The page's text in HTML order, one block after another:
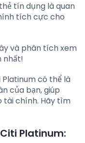
tín dụng là quan
tích cực cho
và phân tích xem
nhất!
Platinum có thể là
của bạn, giúp
tài chính. Hãy tìm
Platinum: